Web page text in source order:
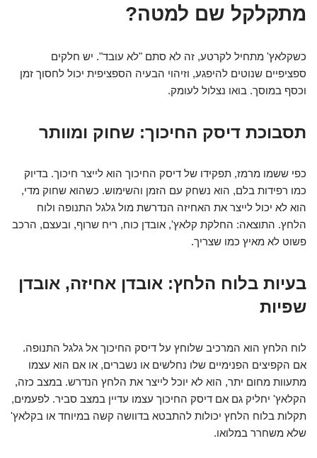
מתקלקל שם למטה?
כשקלאץ' מתחיל לקרטע, זה לא סתם "לא עובד". יש חלקים
ספציפיים שנוטים להיפגע, וזיהוי הבעיה הספציפית יכול לחסוך זמן
וכסף במוסך. בואו נצלול לעומק.
תסבוכת דיסק החיכוך: שחוק ומוותר
כפי ששמו מרמז, תפקידו של דיסק החיכוך הוא לייצר חיכוך. בדיוק
כמו רפידות בלם, הוא נשחק עם הזמן והשימוש. כשהוא שחוק מדי,
הוא לא יכול לייצר את האחיזה הנדרשת מול גלגל התנופה ולוח
הלחץ. התוצאה: החלקת קלאץ', אובדן כוח, ריח שרוף, ובעצם, הרכב
פשוט לא מאיץ כמו שצריך.
בעיות בלוח הלחץ: אובדן אחיזה, אובדן
שפיות
לוח הלחץ הוא המרכיב שלוחץ על דיסק החיכוך אל גלגל התנופה.
אם הקפיצים הפנימיים שלו נחלשים או נשברים, או אם הוא עצמו
מתעוות מחום יתר, הוא לא יוכל לייצר את הלחץ הנדרש. במצב כזה,
הקלאץ' יחליק גם אם דיסק החיכוך עצמו עדיין במצב סביר. לפעמים,
תקלות בלוח הלחץ יכולות להתבטא בדוושה קשה במיוחד או בקלאץ'
שלא משחרר במלואו.